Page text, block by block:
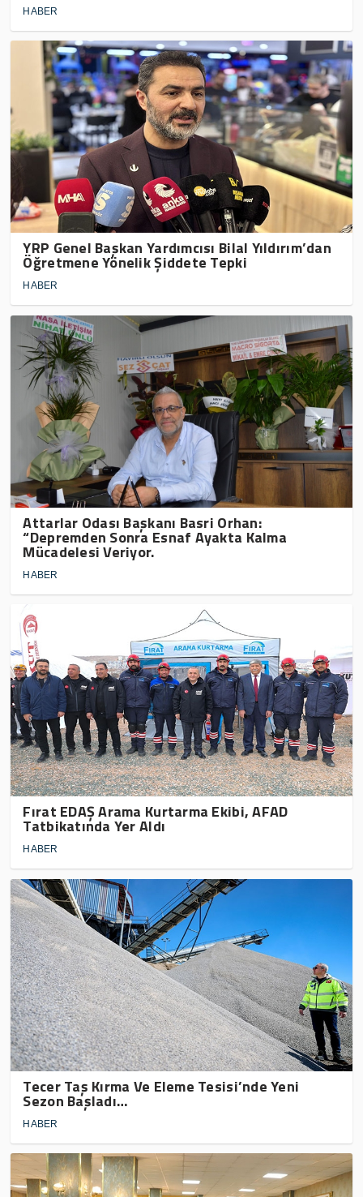
HABER
YRP Genel Başkan Yardımcısı Bilal Yıldırım’dan
Öğretmene Yönelik Şiddete Tepki
HABER
Attarlar Odası Başkanı Basri Orhan:
“Depremden Sonra Esnaf Ayakta Kalma
Mücadelesi Veriyor.
HABER
Fırat EDAŞ Arama Kurtarma Ekibi, AFAD
Tatbikatında Yer Aldı
HABER
Tecer Taş Kırma Ve Eleme Tesisi’nde Yeni
Sezon Başladı…
HABER